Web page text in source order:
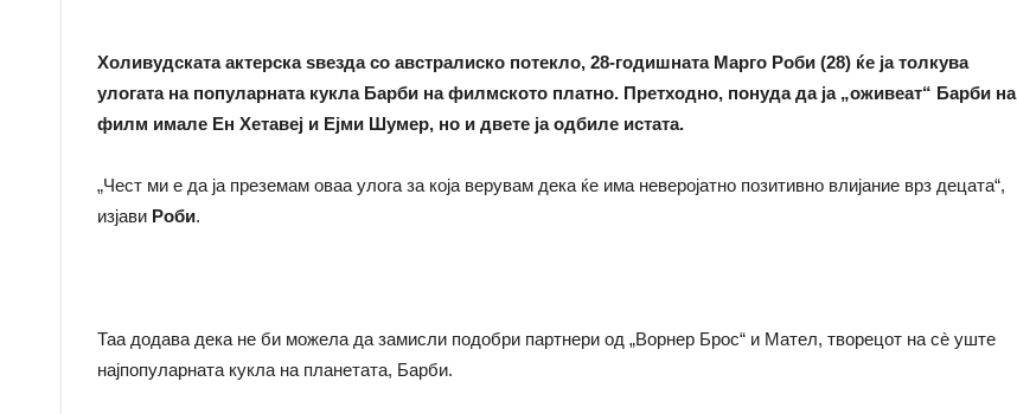
Холивудската актерска ѕвезда со австралиско потекло, 28-годишната Марго Роби (28) ќе ја толкува
улогата на популарната кукла Барби на филмското платно. Претходно, понуда да ја „оживеат“ Барби на
филм имале Ен Хетавеј и Ејми Шумер, но и двете ја одбиле истата.
„Чест ми е да ја преземам оваа улога за која верувам дека ќе има неверојатно позитивно влијание врз децата“,
изјави Роби.
Таа додава дека не би можела да замисли подобри партнери од „Ворнер Брос“ и Мател, творецот на сè уште
најпопуларната кукла на планетата, Барби.